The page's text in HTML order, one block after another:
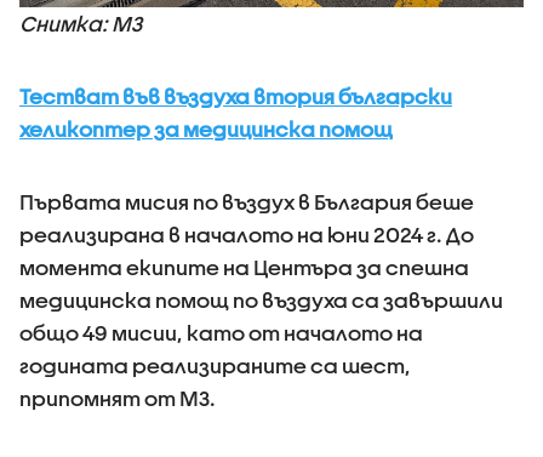
Снимка: МЗ
Тестват във въздуха втория български
хеликоптер за медицинска помощ
Първата мисия по въздух в България беше
реализирана в началото на юни 2024 г. До
момента екипите на Центъра за спешна
медицинска помощ по въздуха са завършили
общо 49 мисии, като от началото на
годината реализираните са шест,
припомнят от МЗ.